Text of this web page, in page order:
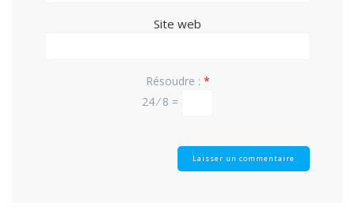
Site web
Résoudre : *
24 ⁄ 8 =